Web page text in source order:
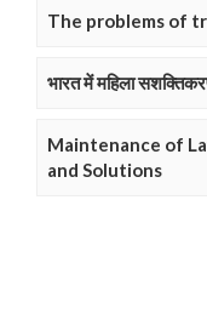
The problems of
भारत में महिला
Maintenance of
and Solutions